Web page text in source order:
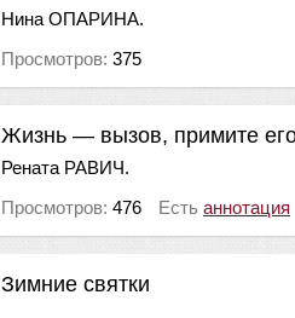
Нина ОПАРИНА.
Просмотров: 375
Жизнь — вызов, примите
Рената РАВИЧ.
Просмотров: 476 Есть аннотация
Зимние святки